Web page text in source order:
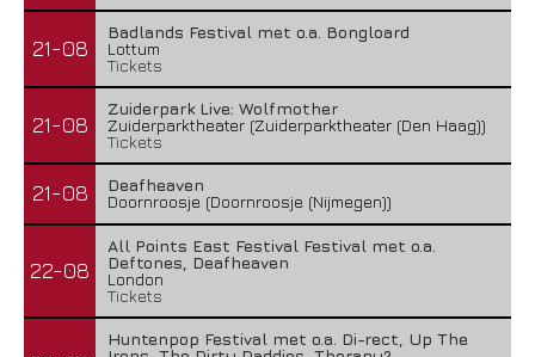
21-08
Badlands Festival met o.a. Bongloard
Lottum
Tickets
21-08
Zuiderpark Live: Wolfmother
Zuiderparktheater (Zuiderparktheater (Den Haag))
Tickets
21-08
Deafheaven
Doornroosje (Doornroosje (Nijmegen))
22-08
All Points East Festival Festival met o.a.
Deftones, Deafheaven
London
Tickets
Huntenpop Festival met o.a. Di-rect, Up The